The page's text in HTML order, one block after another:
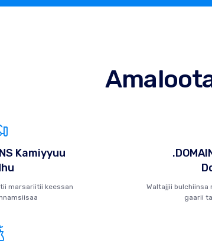
Kamiyyuu
marsariitii keessan
Waltajjii bulchiinsa
gaarii